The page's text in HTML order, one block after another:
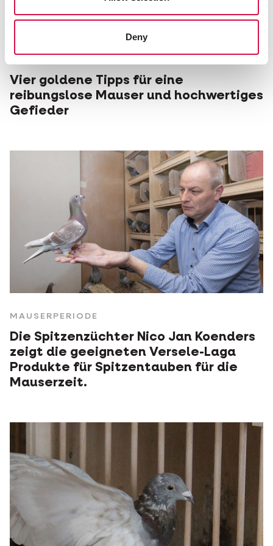
Deny
Vier goldene Tipps für eine
reibungslose Mauser und hochwertiges
Gefieder
MAUSERPERIODE
Die Spitzenzüchter Nico Jan Koenders
zeigt die geeigneten Versele-Laga
Produkte für Spitzentauben für die
Mauserzeit.